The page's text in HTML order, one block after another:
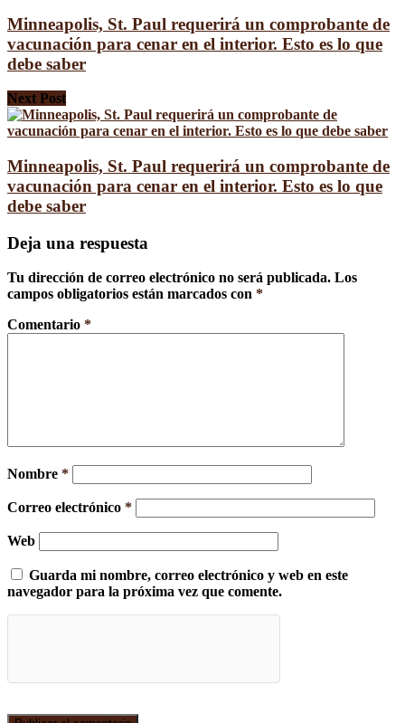
Minneapolis, St. Paul requerirá un comprobante de
vacunación para cenar en el interior. Esto es lo que
debe saber
Next Post
Minneapolis, St. Paul requerirá un comprobante de
vacunación para cenar en el interior. Esto es lo que
debe saber
Deja una respuesta
Tu dirección de correo electrónico no será publicada. Los
campos obligatorios están marcados con *
Comentario *
Nombre *
Correo electrónico *
Web
Guarda mi nombre, correo electrónico y web en este
navegador para la próxima vez que comente.